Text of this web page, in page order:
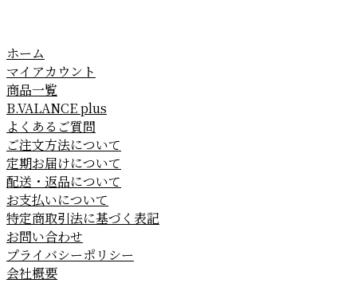
ホーム
マイアカウント
商品一覧
B.VALANCE plus
よくあるご質問
ご注文方法について
定期お届けについて
配送・返品について
お支払いについて
特定商取引法に基づく表記
お問い合わせ
プライバシーポリシー
会社概要